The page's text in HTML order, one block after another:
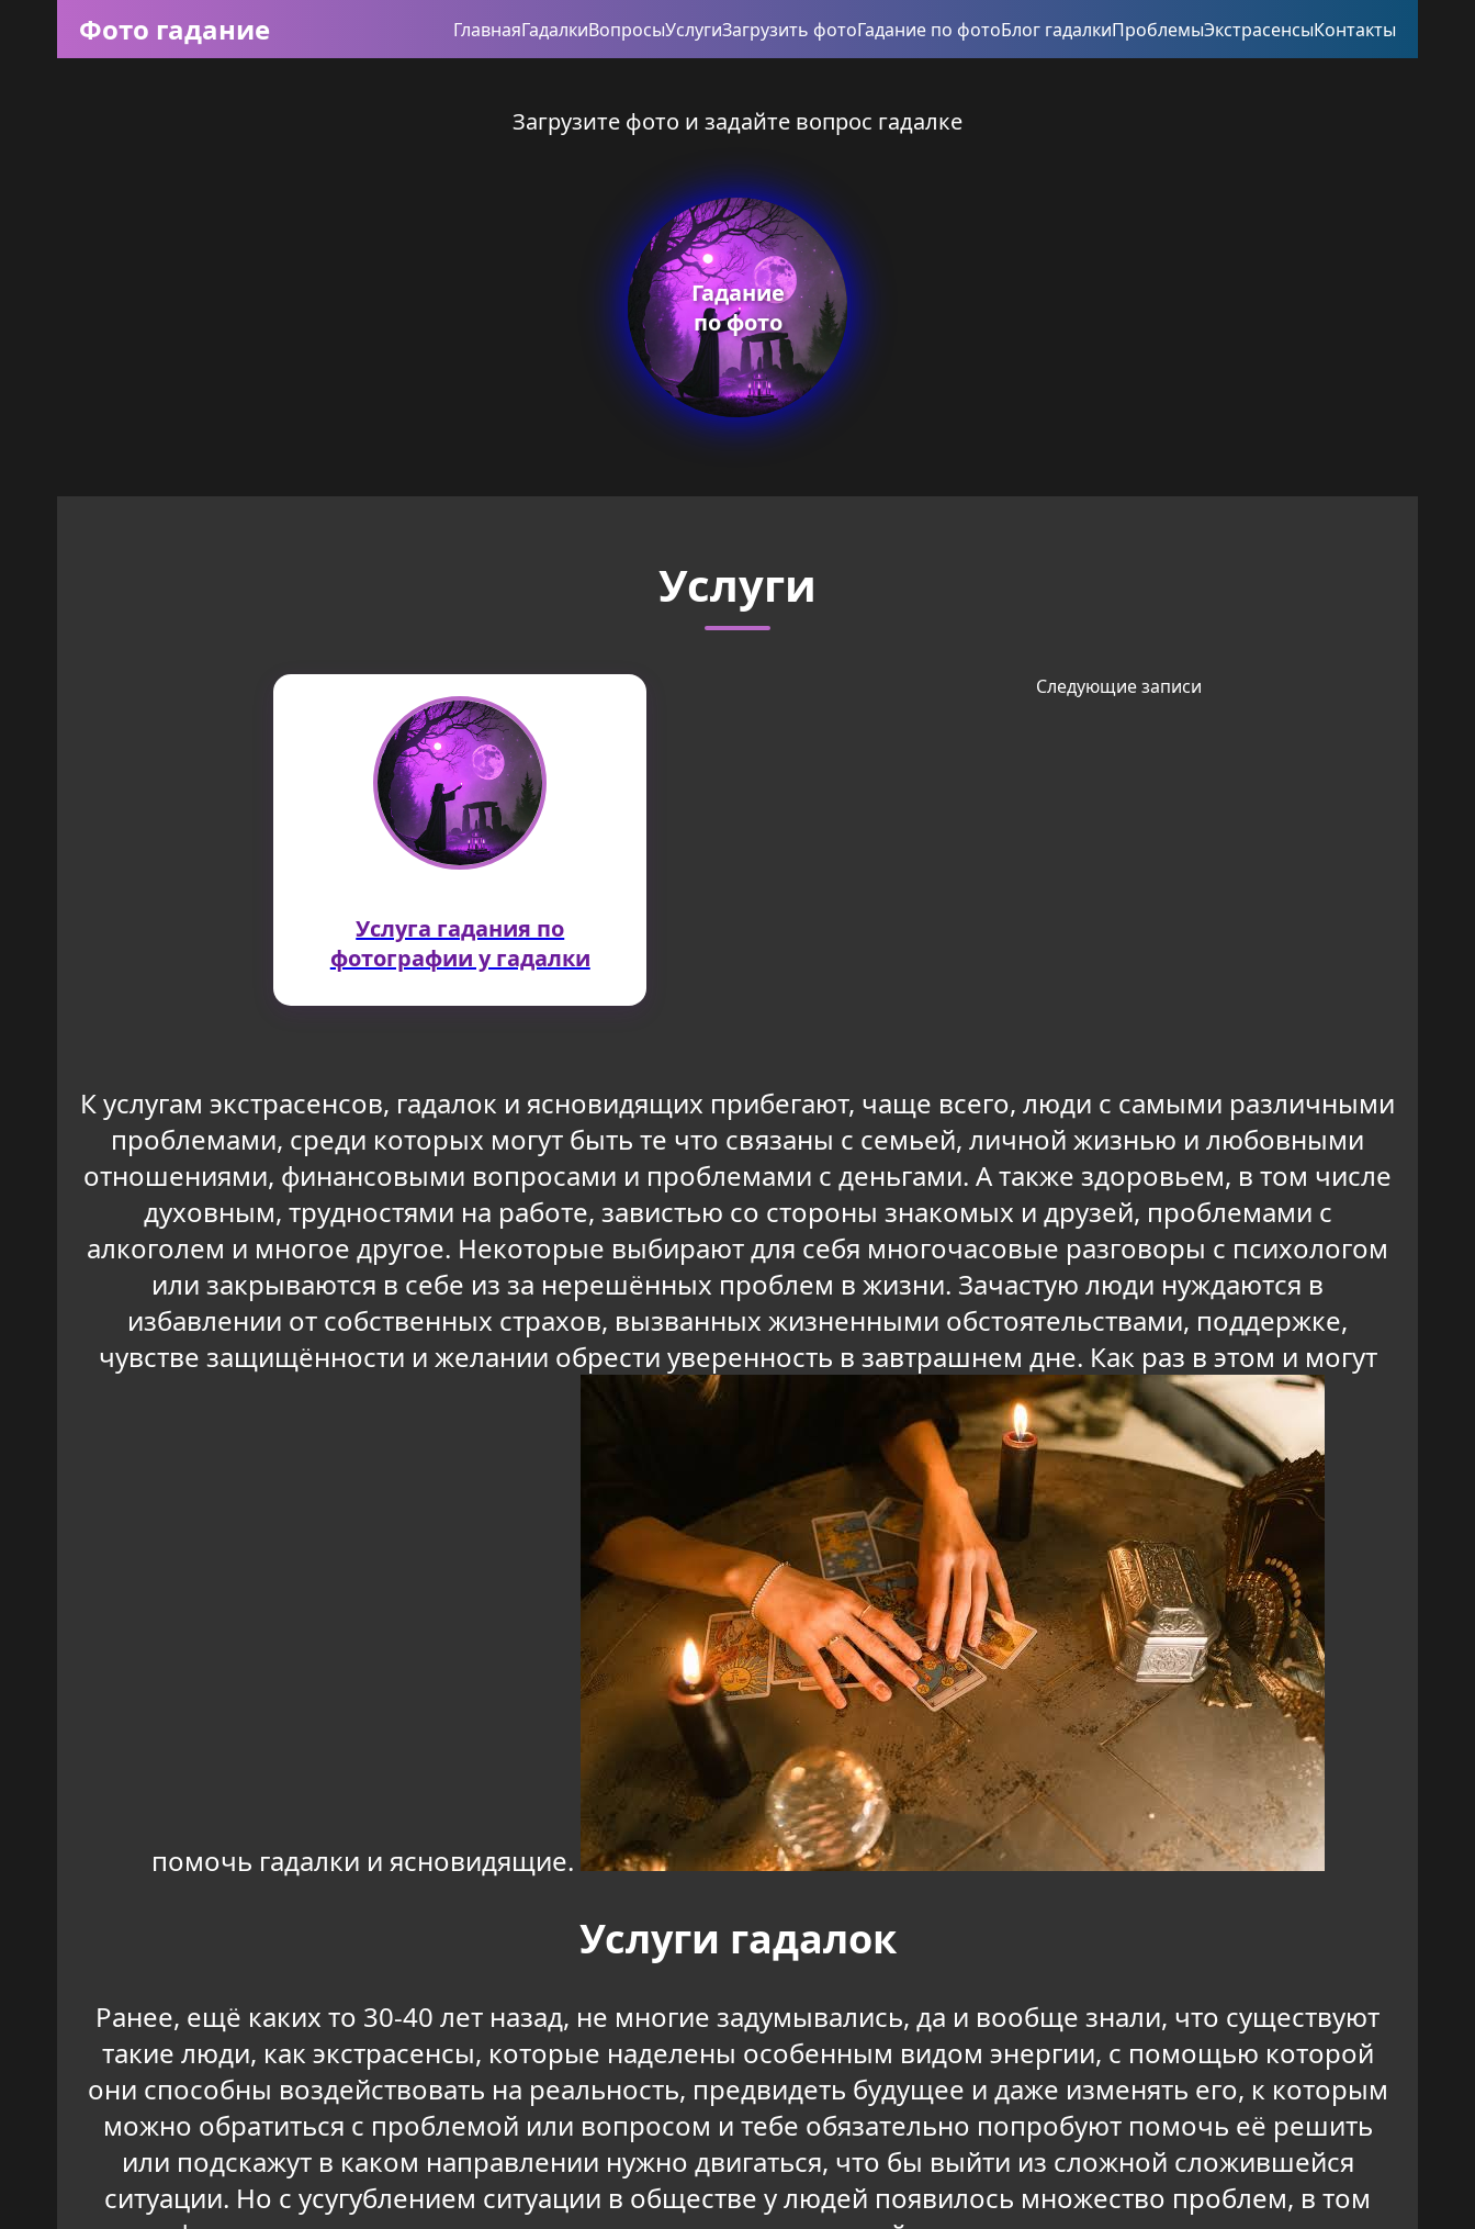
Фото гадание ГлавнаяГадалкиВопросыУслугиЗагрузить фотоГадание по фотоБлог гадалкиПроблемыЭкстрасенсыКонтакты
Загрузите фото и задайте вопрос гадалке
Гадание
по фото
Услуги
Услуга гадания по
фотографии у гадалки
Навигация
Следующие записи
К услугам экстрасенсов, гадалок и ясновидящих прибегают, чаще всего, люди с самыми различными
проблемами, среди которых могут быть те что связаны с семьей, личной жизнью и любовными
отношениями, финансовыми вопросами и проблемами с деньгами. А также здоровьем, в том числе
духовным, трудностями на работе, завистью со стороны знакомых и друзей, проблемами с
алкоголем и многое другое. Некоторые выбирают для себя многочасовые разговоры с психологом
или закрываются в себе из за нерешённых проблем в жизни. Зачастую люди нуждаются в
избавлении от собственных страхов, вызванных жизненными обстоятельствами, поддержке,
чувстве защищённости и желании обрести уверенность в завтрашнем дне. Как раз в этом и могут
помочь гадалки и ясновидящие.
Услуги гадалок
Ранее, ещё каких то 30-40 лет назад, не многие задумывались, да и вообще знали, что существуют
такие люди, как экстрасенсы, которые наделены особенным видом энергии, с помощью которой
они способны воздействовать на реальность, предвидеть будущее и даже изменять его, к которым
можно обратиться с проблемой или вопросом и тебе обязательно попробуют помочь её решить
или подскажут в каком направлении нужно двигаться, что бы выйти из сложной сложившейся
ситуации. Но с усугублением ситуации в обществе у людей появилось множество проблем, в том